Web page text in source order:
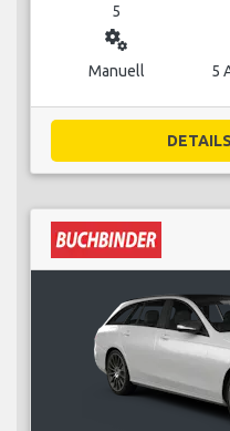
5
miscellaneous_services
Manuell 5